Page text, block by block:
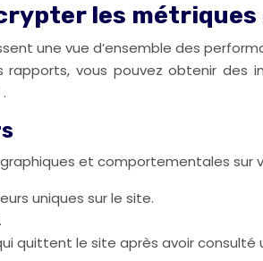
les
une vue d’ensemble des
vous pouvez obtenir des
.
et comportementales sur
uniques sur le site.
quittent le site après avoir